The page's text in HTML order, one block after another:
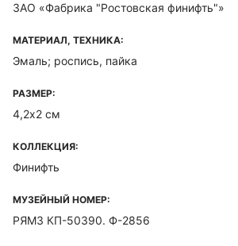
ЗАО «Фабрика "Ростовская финифть"»
МАТЕРИАЛ, ТЕХНИКА:
Эмаль; роспись, пайка
РАЗМЕР:
4,2х2 см
КОЛЛЕКЦИЯ:
Финифть
МУЗЕЙНЫЙ НОМЕР:
РЯМЗ КП-50390. Ф-2856